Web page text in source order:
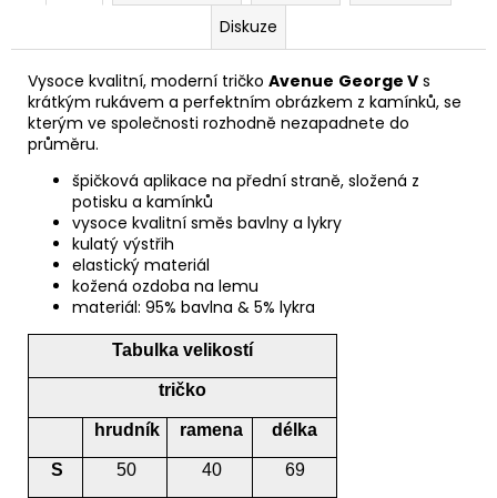
Diskuze
Vysoce kvalitní, moderní tričko Avenue George V s
krátkým rukávem a perfektním obrázkem z kamínků, se
kterým ve společnosti rozhodně nezapadnete do
průměru.
špičková aplikace na přední straně, složená z
potisku a kamínků
vysoce kvalitní směs bavlny a lykry
kulatý výstřih
elastický materiál
kožená ozdoba na lemu
materiál: 95% bavlna & 5% lykra
Tabulka velikostí
tričko
hrudník ramena délka
S 50 40 69